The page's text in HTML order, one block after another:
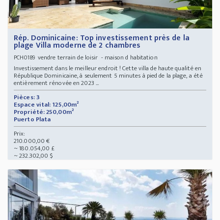
Rép. Dominicaine: Top investissement près de la
plage Villa moderne de 2 chambres
PCH0189vendre terrain de loisir - maison d habitation
Investissement dans le meilleur endroit ! Cette villa de haute qualité en
République Dominicaine, à seulement 5 minutes à pied de la plage, a été
entièrement rénovée en 2023 ...
Pièces: 3
Espace vital: 125,00m²
Propriété: 250,00m²
Puerto Plata
Prix:
210.000,00 €
~ 180.054,00 £
~ 232.302,00 $